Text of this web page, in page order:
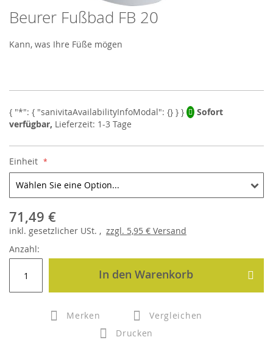
Skip
to
the
beginning
images
Beurer Fußbad FB 20
Kann, was Ihre Füße mögen
Sofort
verfügbar, Lieferzeit: 1-3 Tage
Einheit
71,49 €
inkl. gesetzlicher USt. , zzgl. 5,95 € Versand
Anzahl:
In den Warenkorb
Merken
Vergleichen
Drucken